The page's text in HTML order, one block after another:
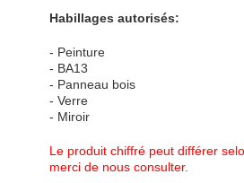
Habillages autorisés:
- Peinture
- BA13
- Panneau bois
- Verre
- Miroir
Le produit chiffré peut différer
merci de nous consulter.